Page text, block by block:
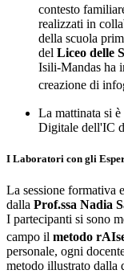
contesto
realizzati in
della scuola
del Liceo delle
Isili-Mandas ha
creazione di
La mattinata si
Digitale dell'IC
I Laboratori con gli
La sessione formativa
dalla Prof.ssa Nadia
I partecipanti si sono
campo il metodo
personale, ogni
metodo illustrato dalla